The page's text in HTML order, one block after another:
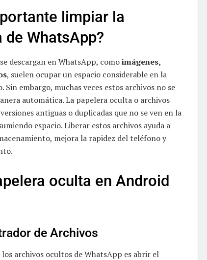
limpiar la
WhatsApp?
descargan en WhatsApp, comoimágenes,
, suelen ocupar un espacio considerable en la
embargo, muchas veces estos archivos no se
automática. La papelera oculta o archivos
antiguas o duplicadas que no se ven en la
espacio. Liberar estos archivos ayuda a
mejora la rapidez del teléfono y
oculta en Android
de Archivos
archivos ocultos de WhatsApp es abrir el